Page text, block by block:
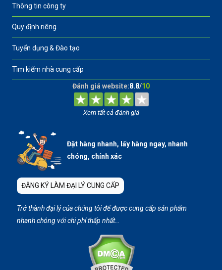
Thông tin công ty
Quy định riêng
Tuyển dụng & Đào tạo
Tìm kiếm nhà cung cấp
Đánh giá website:8.8/10
Xem tất cả đánh giá
Đặt hàng nhanh, lấy hàng ngay, nhanh
chóng, chính xác
ĐĂNG KÝ LÀM ĐẠI LÝ CUNG CẤP
Trở thành đại lý của chúng tôi để được cung cấp sản phẩm
nhanh chóng với chi phí thấp nhất…